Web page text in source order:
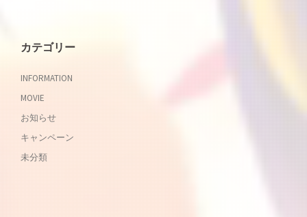
カテゴリー
INFORMATION
MOVIE
お知らせ
キャンペーン
未分類